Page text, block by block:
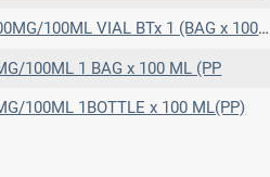
VIAL BTx 1 (BAG x 100ML) PLASTIC BAGS P.P.
100ML 1 BAG x 100 ML (PP
100ML 1BOTTLE x 100 ML(PP)